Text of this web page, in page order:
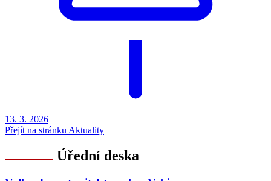
13. 3. 2026
Přejít na stránku Aktuality
Úřední deska